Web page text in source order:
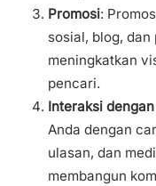
Promosi:
sosial, blog, dan
meningkatkan
pencari.
Interaksi
Anda dengan
ulasan, dan
membangun